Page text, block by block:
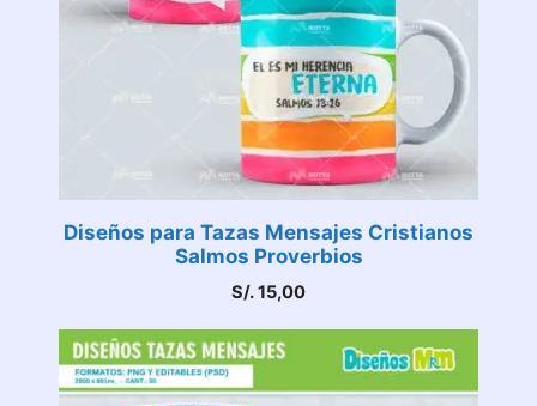
Diseños para Tazas Mensajes Cristianos
Salmos Proverbios
S/.15,00